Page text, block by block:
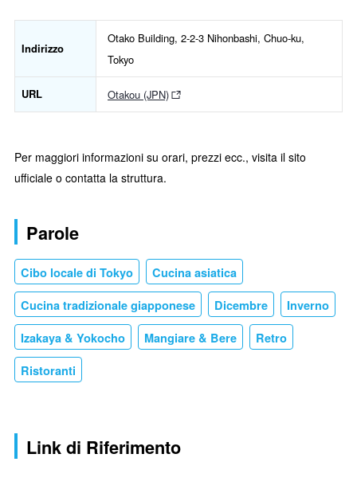
Indirizzo
Otako Building, 2-2-3 Nihonbashi, Chuo-ku,
Tokyo
URL Otakou (JPN)
Per maggiori informazioni su orari, prezzi ecc., visita il sito
ufficiale o contatta la struttura.
Parole
Cibo locale di Tokyo Cucina asiatica
Cucina tradizionale giapponese Dicembre Inverno
Izakaya & Yokocho Mangiare & Bere Retro
Ristoranti
Link di Riferimento